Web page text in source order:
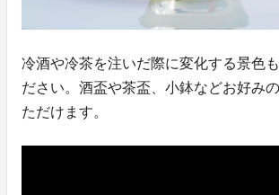
冷酒や冷茶を注いだ際に変化する景色
ださい。酒盃や茶盃、小鉢などお好み
ただけます。